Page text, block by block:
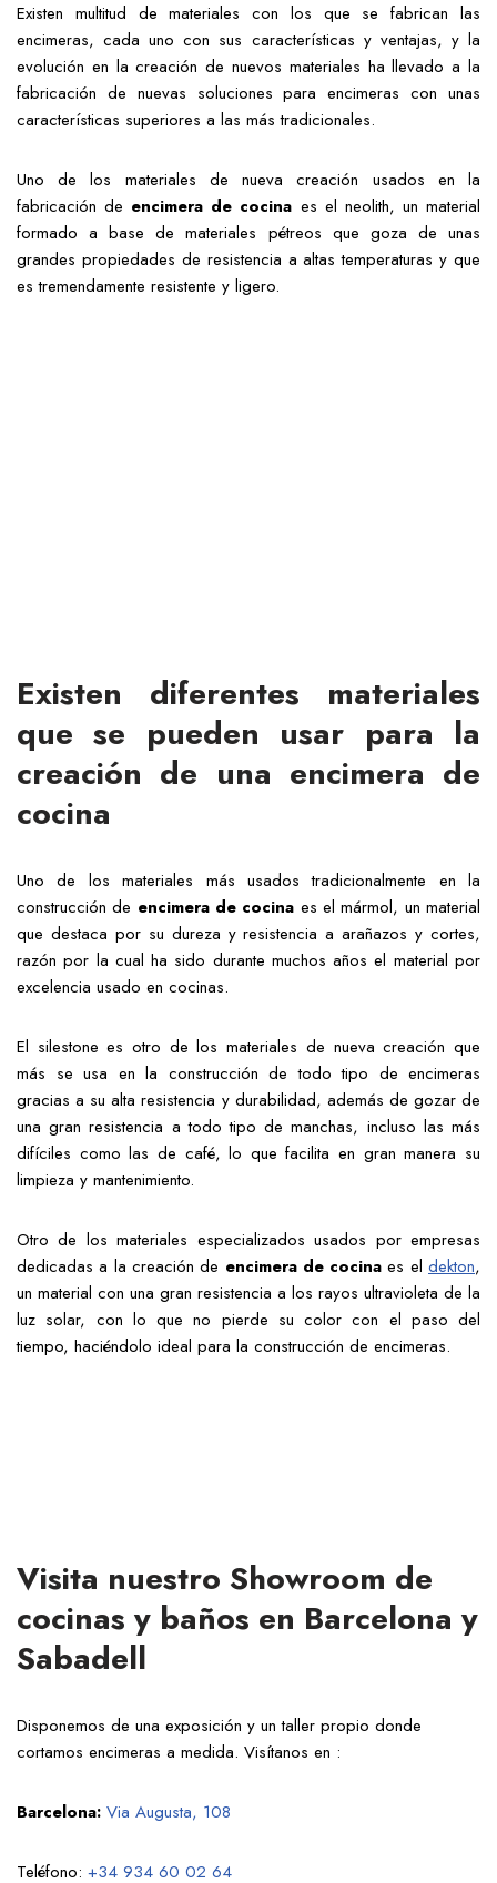
Existen multitud de materiales con los que se fabrican las
encimeras, cada uno con sus características y ventajas, y la
evolución en la creación de nuevos materiales ha llevado a la
fabricación de nuevas soluciones para encimeras con unas
características superiores a las más tradicionales.
Uno de los materiales de nueva creación usados en la
fabricación de encimera de cocina es el neolith, un material
formado a base de materiales pétreos que goza de unas
grandes propiedades de resistencia a altas temperaturas y que
es tremendamente resistente y ligero.
Existen diferentes materiales
que se pueden usar para la
creación de una encimera de
cocina
Uno de los materiales más usados tradicionalmente en la
construcción de encimera de cocina es el mármol, un material
que destaca por su dureza y resistencia a arañazos y cortes,
razón por la cual ha sido durante muchos años el material por
excelencia usado en cocinas.
El silestone es otro de los materiales de nueva creación que
más se usa en la construcción de todo tipo de encimeras
gracias a su alta resistencia y durabilidad, además de gozar de
una gran resistencia a todo tipo de manchas, incluso las más
difíciles como las de café, lo que facilita en gran manera su
limpieza y mantenimiento.
Otro de los materiales especializados usados por empresas
dedicadas a la creación de encimera de cocina es eldekton,
un material con una gran resistencia a los rayos ultravioleta de la
luz solar, con lo que no pierde su color con el paso del
tiempo, haciéndolo ideal para la construcción de encimeras.
Visita nuestro Showroom de
cocinas y baños en Barcelona y
Sabadell
Disponemos de una exposición y un taller propio donde
cortamos encimeras a medida. Visítanos en :
Barcelona: Via Augusta, 108
Teléfono: +34 934 60 02 64